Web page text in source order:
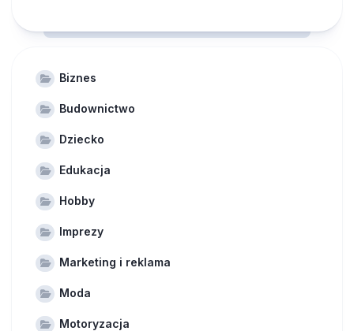
Biznes
Budownictwo
Dziecko
Edukacja
Hobby
Imprezy
Marketing i reklama
Moda
Motoryzacja